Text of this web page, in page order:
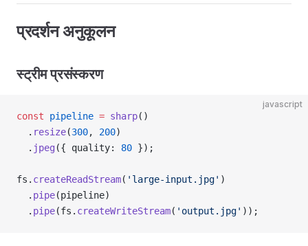
प्रदर्शन अनुकूलन
स्ट्रीम प्रसंस्करण
javascript
const pipeline = sharp()
  .
resize(300, 200)
  .
jpeg ({ quality: 80 });
fs. createReadStream( 'large-input.jpg' )
  .
pipe(pipeline)
  .
pipe(fs. createWriteStream( 'output.jpg' ));